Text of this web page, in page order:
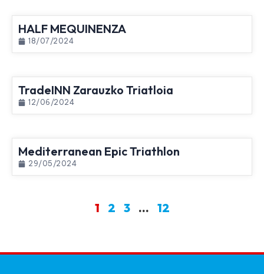
HALF MEQUINENZA
18/07/2024
TradeINN Zarauzko Triatloia
12/06/2024
Mediterranean Epic Triathlon
29/05/2024
1 2 3 … 12